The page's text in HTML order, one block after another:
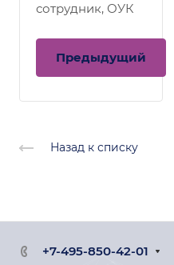
сотрудник, ОУК
Предыдущий
Назад к списку
+7-495-850-42-01